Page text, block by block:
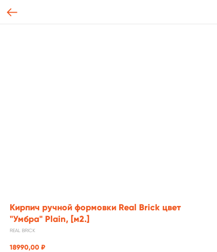
Кирпич ручной формовки Real Brick цвет
"Умбра" Plain, [м2.]
REAL BRICK
18990,00 ₽